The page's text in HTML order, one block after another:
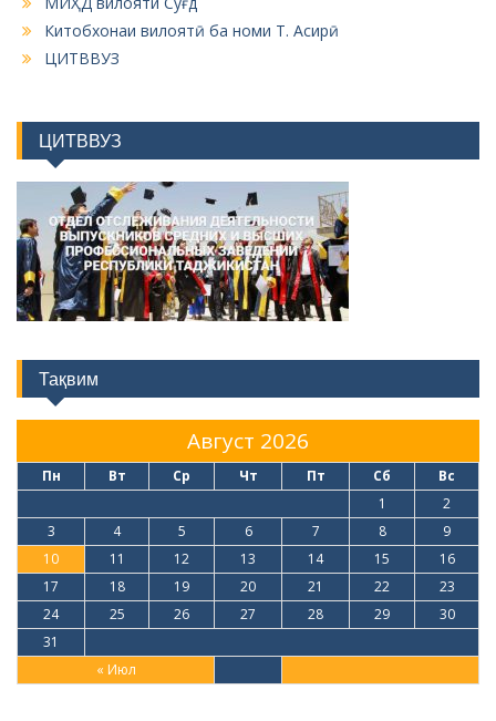
Китобхонаи вилоятӣ ба номи Т. Асирӣ
ЦИТВВУЗ
ЦИТВВУЗ
Тақвим
Август 2026
Пн Вт Ср Чт Пт Сб Вс
« Июл
1
2
3
4 5 6 7 8
9
10
11 12 13 14 15
16
17
18 19 20 21 22
23
24
25 26 27 28 29
30
31